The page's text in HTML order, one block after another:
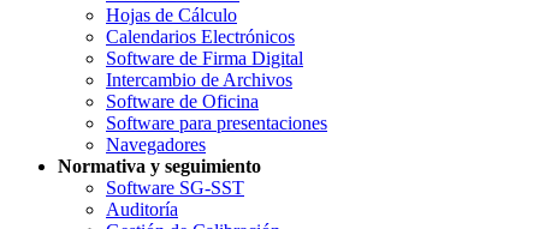
Hojas de Cálculo
Calendarios Electrónicos
Software de Firma Digital
Intercambio de Archivos
Software de Oficina
Software para presentaciones
Navegadores
Normativa y seguimiento
Software SG-SST
Auditoría